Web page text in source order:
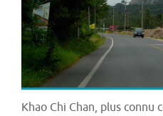
Khao Chi Chan, plus connu